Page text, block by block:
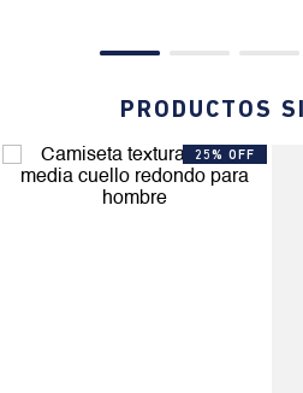
PRODUCTOS
25% OFF